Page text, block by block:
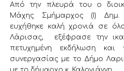
Από την πλευρά του ο
Μάχης Σμήμαρχος (Ι) Δημ.
ευχήθηκε καλή χρονιά σε
Λάρισας, εξέφρασε την
πετυχημένη εκδήλωση
συνεργασίας με το Δήμο